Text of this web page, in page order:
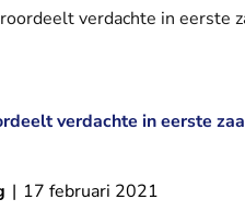
verdachte in eerste
verdachte in eerste
| 17 februari 2021